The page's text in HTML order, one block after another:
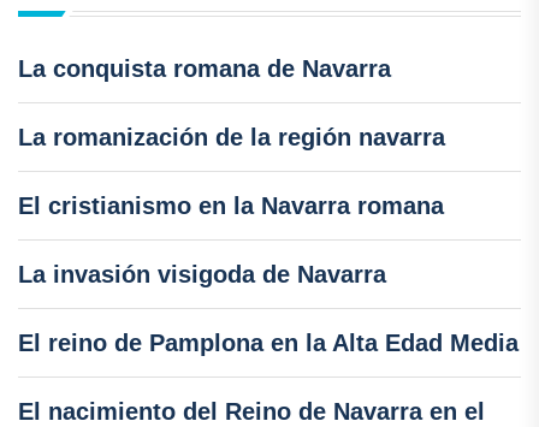
La conquista romana de Navarra
La romanización de la región navarra
El cristianismo en la Navarra romana
La invasión visigoda de Navarra
El reino de Pamplona en la Alta Edad Media
El nacimiento del Reino de Navarra en el